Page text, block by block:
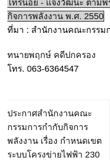
ไทรน้อย - แจ้งวัฒนะ ตาม
กิจการพลังงาน พ.ศ. 2550
ที่มา : สำนักงานคณะกรรม
ทนายพฤกษ์ คดีปกครอง
โทร. 063-6364547
ประกาศสำนักงานคณะ
กรรมการกำกับกิจการ
พลังงาน เรื่อง กำหนดเขต
ระบบโครงข่ายไฟฟ้า 230